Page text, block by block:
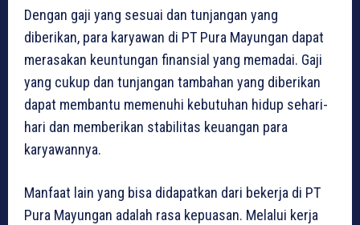
Dengan gaji yang sesuai dan tunjangan yang
diberikan, para karyawan di PT Pura Mayungan dapat
merasakan keuntungan finansial yang memadai. Gaji
yang cukup dan tunjangan tambahan yang diberikan
dapat membantu memenuhi kebutuhan hidup sehari-
hari dan memberikan stabilitas keuangan para
karyawannya.
Manfaat lain yang bisa didapatkan dari bekerja di PT
Pura Mayungan adalah rasa kepuasan. Melalui kerja